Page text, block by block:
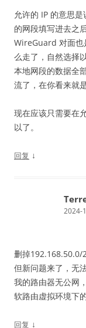
允许的 IP 的意思
的网段填写进去之
WireGuard 对面也
么走了，自然选择
本地网段的数据全
流了，在你看来就
现在应该只需要在
以了。
回复 ↓
2024-
删掉192.168.50.0/
但新问题来了，无
我的路由器无公网
软路由虚拟环境下
回复 ↓